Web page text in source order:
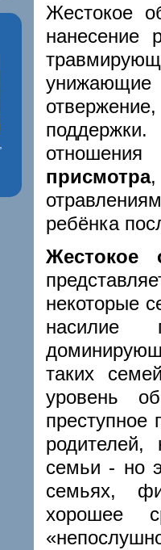
Жестокое
нанесение
присмотра,
ребёнка
некоторые
насилие
таких
уровень
преступное
родителей,
семьи - но
семьях,
хорошее